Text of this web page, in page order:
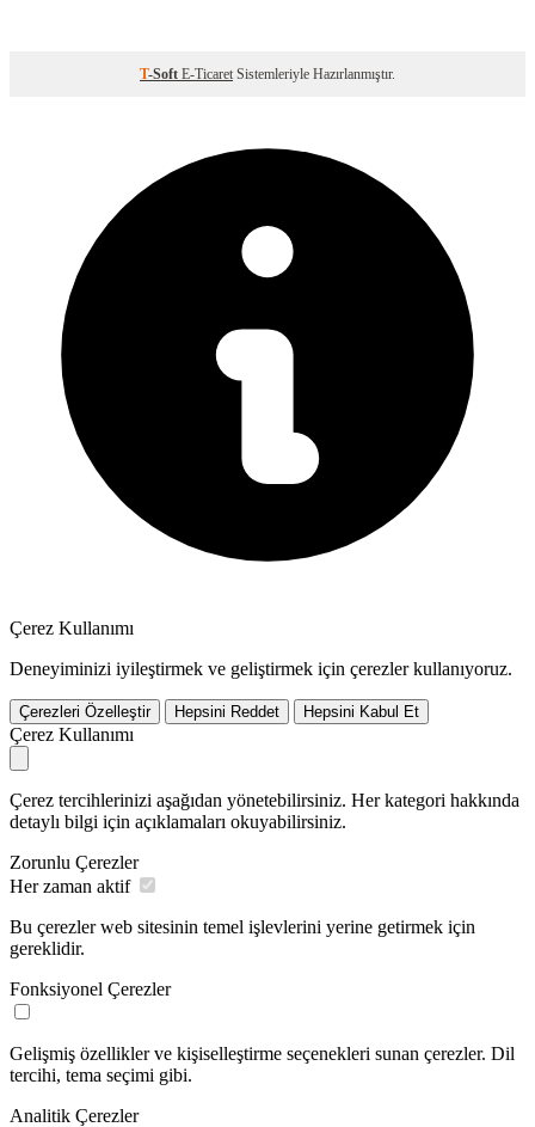
T-Soft E-Ticaret Sistemleriyle Hazırlanmıştır.
Çerez Kullanımı
Deneyiminizi iyileştirmek ve geliştirmek için çerezler kullanıyoruz.
Çerezleri Özelleştir Hepsini Reddet Hepsini Kabul Et
Çerez Kullanımı
Çerez tercihlerinizi aşağıdan yönetebilirsiniz. Her kategori hakkında
detaylı bilgi için açıklamaları okuyabilirsiniz.
Zorunlu Çerezler
Her zaman aktif
Bu çerezler web sitesinin temel işlevlerini yerine getirmek için
gereklidir.
Fonksiyonel Çerezler
Gelişmiş özellikler ve kişiselleştirme seçenekleri sunan çerezler. Dil
tercihi, tema seçimi gibi.
Analitik Çerezler